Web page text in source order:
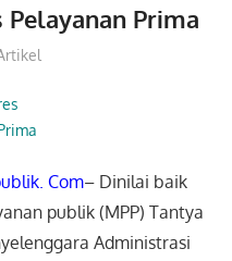
Prima
Com– Dinilai baik
publik (MPP) Tantya
Administrasi